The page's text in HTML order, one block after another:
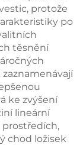
protože
po
těsnění
ke zvýšení
lineární
prostředích,
chod ložisek